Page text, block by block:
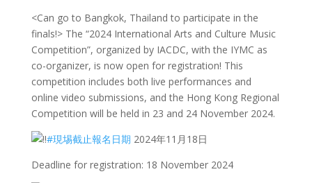
<Can go to Bangkok, Thailand to participate in the
finals!> The “2024 International Arts and Culture Music
Competition”, organized by IACDC, with the IYMC as
co-organizer, is now open for registration! This
competition includes both live performances and
online video submissions, and the Hong Kong Regional
Competition will be held in 23 and 24 November 2024.
#現埸截止報名日期 2024年11月18日
Deadline for registration: 18 November 2024